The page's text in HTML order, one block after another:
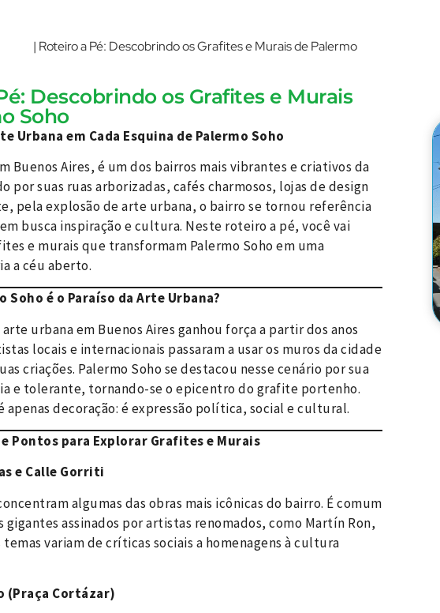
| Roteiro a Pé: Descobrindo os Grafites e Murais de Palermo
Descobrindo os Grafites e Murais
Soho
Urbana em Cada Esquina de Palermo Soho
Buenos Aires, é um dos bairros mais vibrantes e criativos da
por suas ruas arborizadas, cafés charmosos, lojas de design
pela explosão de arte urbana, o bairro se tornou referência
busca inspiração e cultura. Neste roteiro a pé, você vai
e murais que transformam Palermo Soho em uma
a céu aberto.
Soho é o Paraíso da Arte Urbana?
urbana em Buenos Aires ganhou força a partir dos anos
locais e internacionais passaram a usar os muros da cidade
criações. Palermo Soho se destacou nesse cenário por sua
e tolerante, tornando-se o epicentro do grafite portenho.
apenas decoração: é expressão política, social e cultural.
Pontos para Explorar Grafites e Murais
e Calle Gorriti
algumas das obras mais icônicas do bairro. É comum
assinados por artistas renomados, como Martín Ron,
temas variam de críticas sociais a homenagens à cultura
(Praça Cortázar)